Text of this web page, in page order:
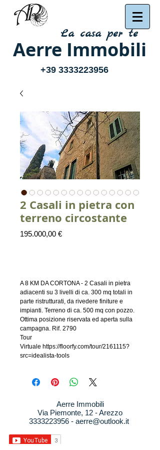
Aerre Immobili
La casa per te
+39 3333223956
2 Casali in pietra con
terreno circostante
195.000,00 €Prezzo
A 8 KM DA CORTONA - 2 Casali in pietra
adiacenti su 3 livelli di ca. 300 mq totali in
parte ristrutturati, da rivedere finiture e
impianti. Terreno di ca. 500 mq con pozzo.
Ottima posizione riservata ed aperta sulla
campagna. Rif. 2790
Tour
Virtuale https://floorfy.com/tour/2161115?
src=idealista-tools
Aerre Immobili
Via Piemonte, 12 - Arezzo
3333223956 - aerre@outlook.it